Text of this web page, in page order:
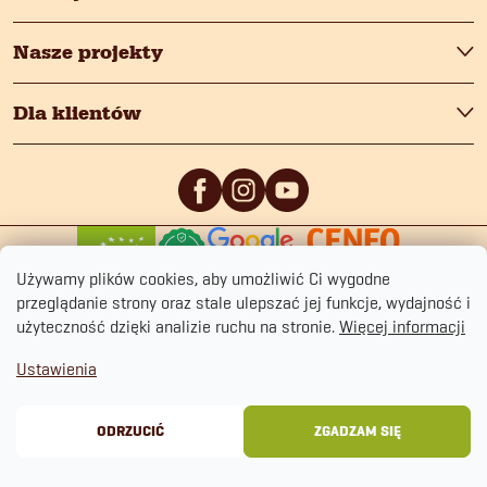
Używamy plików cookies, aby umożliwić Ci wygodne
przeglądanie strony oraz stale ulepszać jej funkcje, wydajność i
użyteczność dzięki analizie ruchu na stronie. Więcej informacji
Ustawienia
ODRZUCIĆ ZGADZAM SIĘ
Nasze projekty
Dla klientów
Regulamin sklepuCookies
Copyright 2026